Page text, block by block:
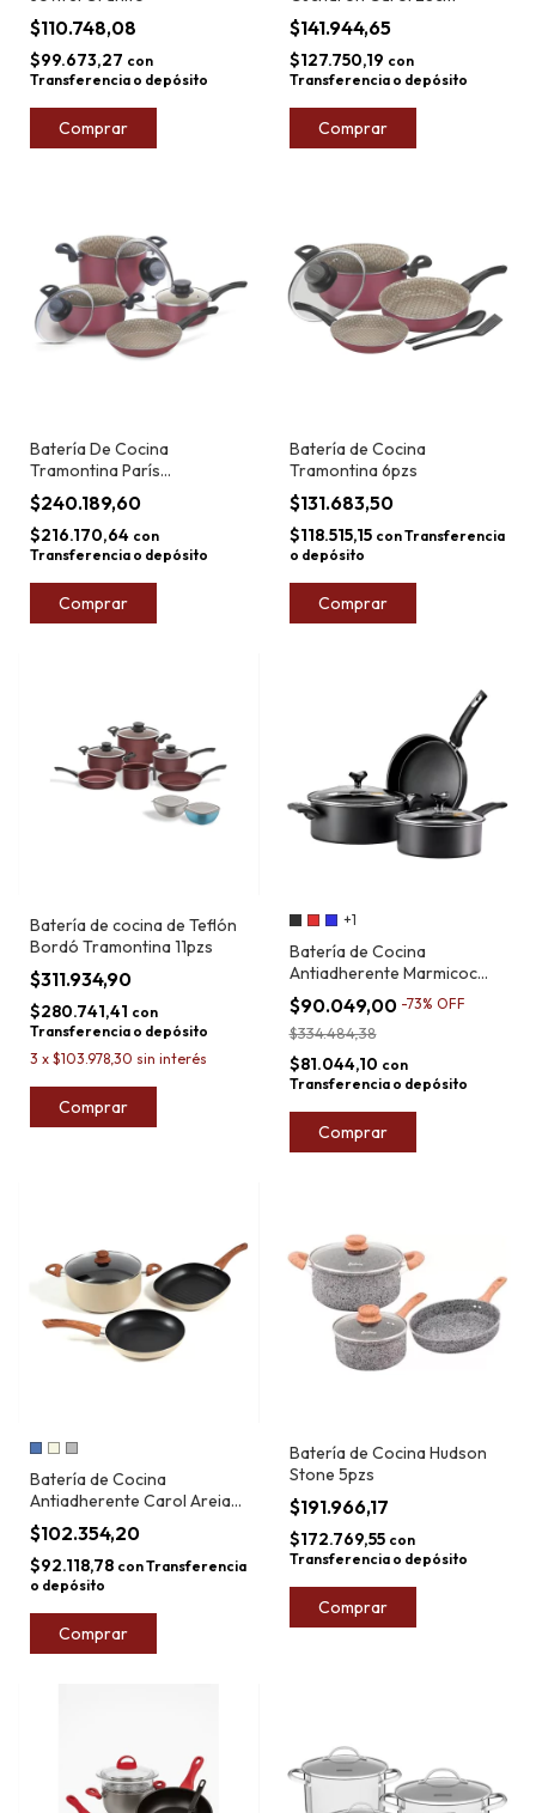
$110.748,08
$99.673,27 con
Transferencia o depósito
Comprar
$141.944,65
$127.750,19 con
Transferencia o depósito
Comprar
Batería De Cocina
Tramontina París
Antiadherente Vidrio 4 Pz
$240.189,60
$216.170,64 con
Transferencia o depósito
Comprar
Batería de Cocina
Tramontina 6pzs
$131.683,50
$118.515,15 conTransferencia
o depósito
Comprar
Batería de cocina de Teflón
Bordó Tramontina 11pzs
$311.934,90
$280.741,41 con
Transferencia o depósito
3 x $103.978,30 sin interés
Comprar
+1
Batería de Cocina
Antiadherente Marmicoc
Sabores 5pz
$90.049,00 -73% OFF
$334.484,38
$81.044,10 con
Transferencia o depósito
Comprar
Batería de Cocina
Antiadherente Carol Areia
4pzs
$102.354,20
$92.118,78 conTransferencia
o depósito
Comprar
Batería de Cocina Hudson
Stone 5pzs
$191.966,17
$172.769,55 con
Transferencia o depósito
Comprar